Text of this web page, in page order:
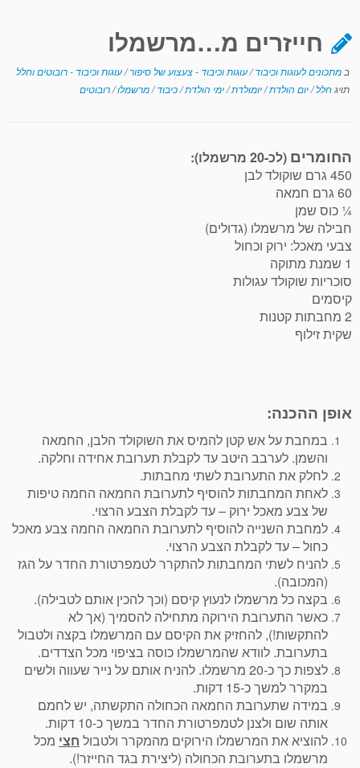
חייזרים מ…מרשמלו
ב מתכונים לעוגות וכיבוד/עוגות וכיבוד - צעצוע של סיפור/עוגות וכיבוד - רובוטים וחלל
תויגחלל/יום הולדת/יומולדת/ימי הולדת/כיבוד/מרשמלו/רובוטים
החומרים (לכ-20 מרשמלו):
450 גרם שוקולד לבן
60 גרם חמאה
¼ כוס שמן
חבילה של מרשמלו (גדולים)
צבעי מאכל: ירוק וכחול
1 שמנת מתוקה
סוכריות שוקולד עגולות
קיסמים
2 מחבתות קטנות
שקית זילוף
אופן ההכנה:
במחבת על אש קטן להמיס את השוקולד הלבן, החמאה
והשמן. לערבב היטב עד לקבלת תערובת אחידה וחלקה.
לחלק את התערובת לשתי מחבתות.
לאחת המחבתות להוסיף לתערובת החמאה החמה טיפות
של צבע מאכל ירוק – עד לקבלת הצבע הרצוי.
למחבת השנייה להוסיף לתערובת החמאה החמה צבע מאכל
כחול – עד לקבלת הצבע הרצוי.
להניח לשתי המחבתות להתקרר לטמפרטורת החדר על הגז
(המכובה).
בקצה כל מרשמלו לנעוץ קיסם (וכך להכין אותם לטבילה).
כאשר התערובת הירוקה מתחילה להסמיך (אך לא
להתקשות!), להחזיק את הקיסם עם המרשמלו בקצה ולטבול
בתערובת. לוודא שהמרשמלו כוסה בציפוי מכל הצדדים.
לצפות כך כ-20 מרשמלו. להניח אותם על נייר שעווה ולשים
במקרר למשך כ-15 דקות.
במידה שתערובת החמאה הכחולה התקשתה, יש לחמם
אותה שום ולצנן לטמפרטורת החדר במשך כ-10 דקות.
להוציא את המרשמלו הירוקים מהמקרר ולטבול חצי מכל
מרשמלו בתערובת הכחולה (ליצירת בגד החייזר!).